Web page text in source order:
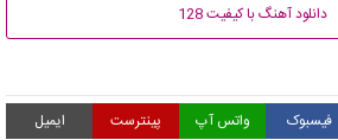
دانلود آهنگ با کیفیت 128
فیسبوک واتس آپ پینترست ایمیل